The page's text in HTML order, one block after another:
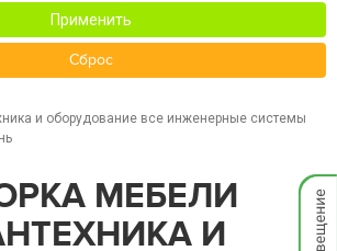
Применить
Сброс
и оборудование все инженерные системы
МЕБЕЛИ
И